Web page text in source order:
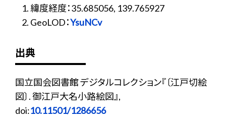
緯度経度：35.685056, 139.765927
GeoLOD：YsuNCv
出典
国立国会図書館 デジタルコレクション『〔江戸切絵
図〕. 御江戸大名小路絵図』,
doi:10.11501/1286656